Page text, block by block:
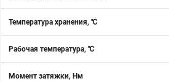
Температура хранения, ℃
Рабочая температура, ℃
Момент затяжки, Нм